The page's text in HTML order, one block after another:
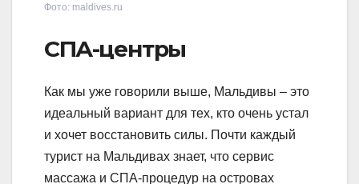
Фото: maldives.ru
СПА-центры
Как мы уже говорили выше, Мальдивы – это
идеальный вариант для тех, кто очень устал
и хочет восстановить силы. Почти каждый
турист на Мальдивах знает, что сервис
массажа и СПА-процедур на островах